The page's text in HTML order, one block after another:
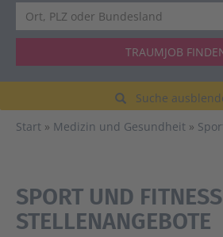
TRAUMJOB
Suche
Start
Medizin und Gesundheit
SPORT UND
STELLENANGEBOTE